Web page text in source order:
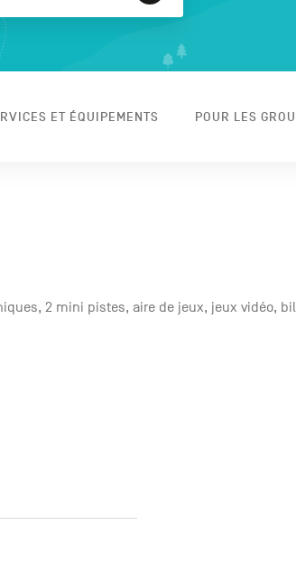
ET ÉQUIPEMENTS POUR LES
2 mini pistes, aire de jeux, jeux vidéo,